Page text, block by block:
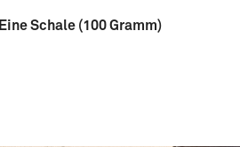
Eine Schale (100 Gramm)